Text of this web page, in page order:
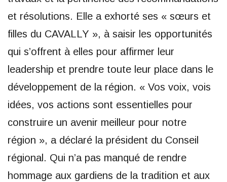
et résolutions. Elle a exhorté ses « sœurs et
filles du CAVALLY », à saisir les opportunités
qui s’offrent à elles pour affirmer leur
leadership et prendre toute leur place dans le
développement de la région. « Vos voix, vois
idées, vos actions sont essentielles pour
construire un avenir meilleur pour notre
région », a déclaré la président du Conseil
régional. Qui n’a pas manqué de rendre
hommage aux gardiens de la tradition et aux